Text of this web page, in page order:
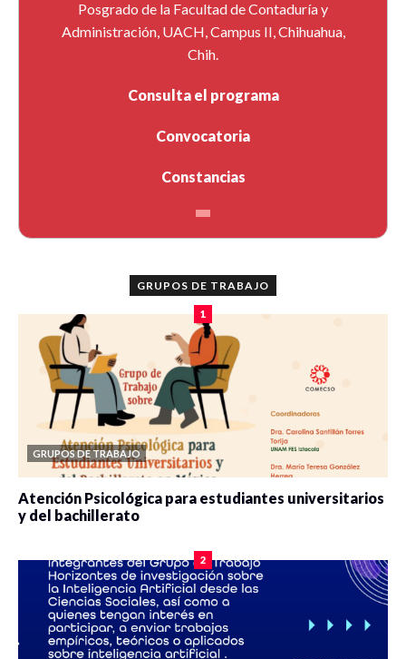
Posgrado de la Facultad de Contaduría y
Administración, UACH, Campus II, Chihuahua,
Chih.
Consulta el programa
Convocatoria
Constancias
GRUPOS DE TRABAJO
1
GRUPOS DE TRABAJO
Atención Psicológica para estudiantes universitarios
y del bachillerato
2